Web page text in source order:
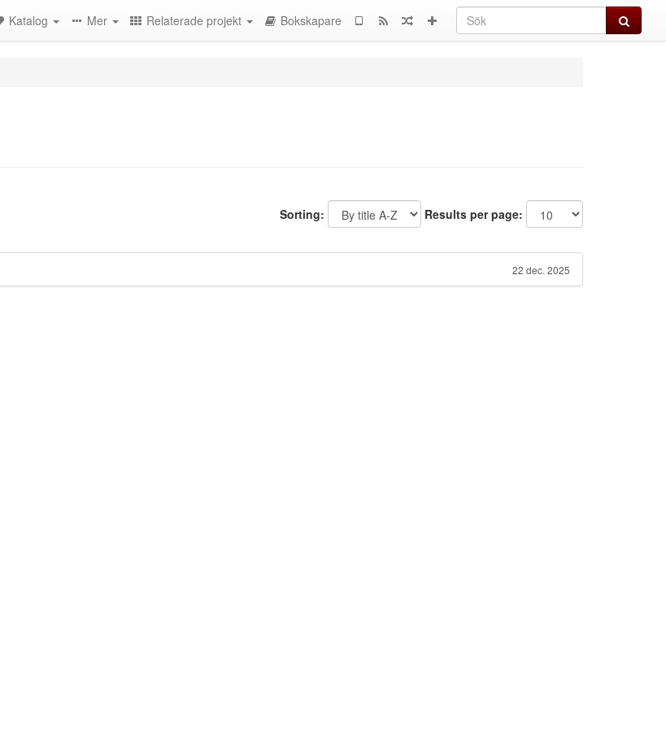
Sök
Katalog Mer Relaterade projekt Bokskapare
Sorting: Results per page:
22 dec. 2025